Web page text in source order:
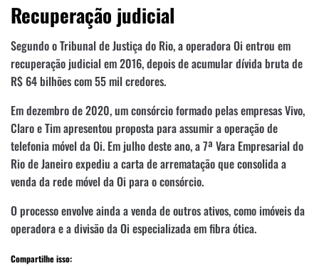
Recuperação judicial
Segundo o Tribunal de Justiça do Rio, a operadora Oi entrou em
recuperação judicial em 2016, depois de acumular dívida bruta de
R$ 64 bilhões com 55 mil credores.
Em dezembro de 2020, um consórcio formado pelas empresas Vivo,
Claro e Tim apresentou proposta para assumir a operação de
telefonia móvel da Oi. Em julho deste ano, a 7ª Vara Empresarial do
Rio de Janeiro expediu a carta de arrematação que consolida a
venda da rede móvel da Oi para o consórcio.
O processo envolve ainda a venda de outros ativos, como imóveis da
operadora e a divisão da Oi especializada em fibra ótica.
Compartilhe isso: